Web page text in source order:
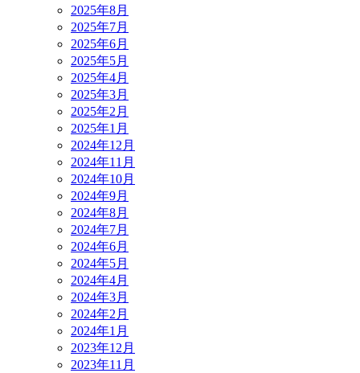
2025年8月
2025年7月
2025年6月
2025年5月
2025年4月
2025年3月
2025年2月
2025年1月
2024年12月
2024年11月
2024年10月
2024年9月
2024年8月
2024年7月
2024年6月
2024年5月
2024年4月
2024年3月
2024年2月
2024年1月
2023年12月
2023年11月